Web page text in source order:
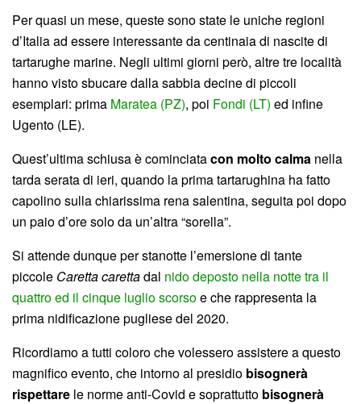
Per quasi un mese, queste sono state le uniche regioni
d’Italia ad essere interessante da centinaia di nascite di
tartarughe marine. Negli ultimi giorni però, altre tre località
hanno visto sbucare dalla sabbia decine di piccoli
esemplari: prima Maratea (PZ), poi Fondi (LT) ed infine
Ugento (LE).
Quest’ultima schiusa è cominciatacon molto calma nella
tarda serata di ieri, quando la prima tartarughina ha fatto
capolino sulla chiarissima rena salentina, seguita poi dopo
un paio d’ore solo da un’altra “sorella”.
Si attende dunque per stanotte l’emersione di tante
piccole Caretta carettadal nido deposto nella notte tra il
quattro ed il cinque luglio scorsoe che rappresenta la
prima nidificazione pugliese del 2020.
Ricordiamo a tutti coloro che volessero assistere a questo
magnifico evento, che intorno al presidio bisognerà
rispettare le norme anti-Covid e soprattutto bisognerà